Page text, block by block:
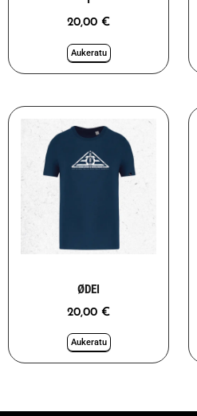
20,00 €
Aukeratu
ØDEI
20,00 €
Aukeratu